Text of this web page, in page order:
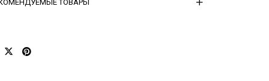
Bilgisi 2S-2M-2L
ТОВАРЫ